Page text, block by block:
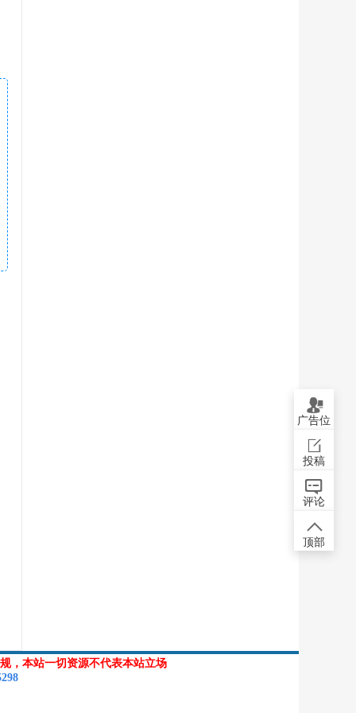
，本站一切资源不代表本站立场
广告位
投稿
评论
顶部